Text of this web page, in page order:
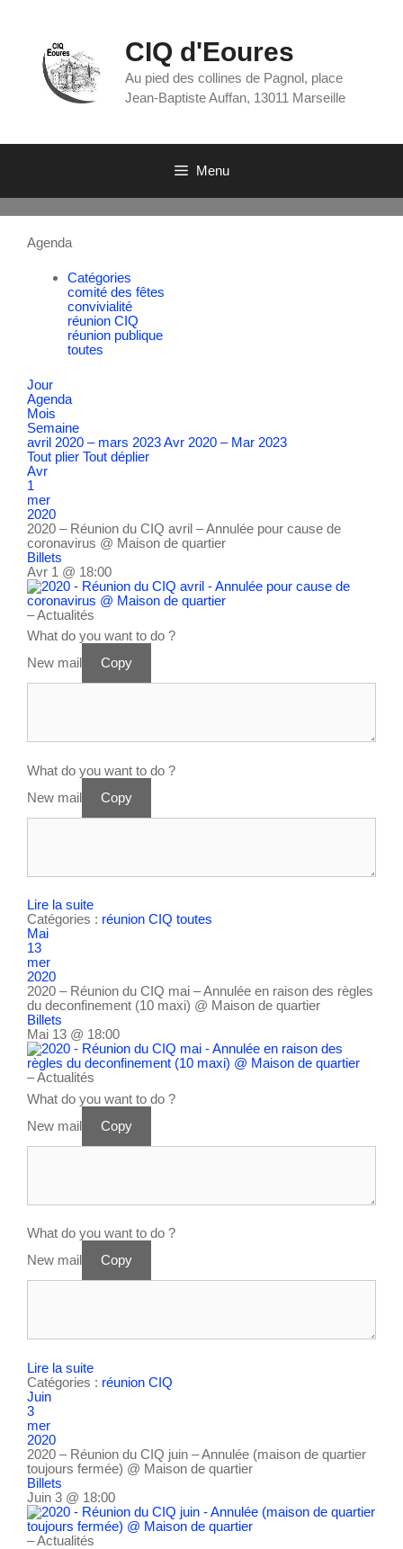
CIQ d'Eoures
Au pied des collines de Pagnol, place
Jean-Baptiste Auffan, 13011 Marseille
Menu
Agenda
Catégories
comité des fêtes
convivialité
réunion CIQ
réunion publique
toutes
Jour
Agenda
Mois
Semaine
avril 2020 – mars 2023Avr 2020 – Mar 2023
Tout plier Tout déplier
Avr
1
mer
2020
2020 – Réunion du CIQ avril – Annulée pour cause de
coronavirus @ Maison de quartier
Billets
Avr 1 @ 18:00
– Actualités
What do you want to do ?
New mail
Copy
What do you want to do ?
New mail
Copy
Lire la suite
Catégories : réunion CIQ toutes
Mai
13
mer
2020
2020 – Réunion du CIQ mai – Annulée en raison des règles
du deconfinement (10 maxi) @ Maison de quartier
Billets
Mai 13 @ 18:00
– Actualités
What do you want to do ?
New mail
Copy
What do you want to do ?
New mail
Copy
Lire la suite
Catégories : réunion CIQ
Juin
3
mer
2020
2020 – Réunion du CIQ juin – Annulée (maison de quartier
toujours fermée) @ Maison de quartier
Billets
Juin 3 @ 18:00
– Actualités